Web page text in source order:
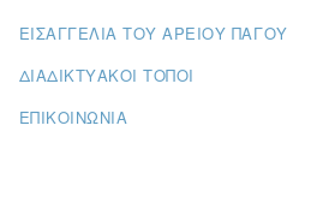
ΕΙΣΑΓΓΕΛΊΑ ΤΟΥ ΑΡΕΊΟΥ ΠΆΓΟΥ
ΔΙΑΔΙΚΤΥΑΚΟΊ ΤΌΠΟΙ
ΕΠΙΚΟΙΝΩΝΊΑ